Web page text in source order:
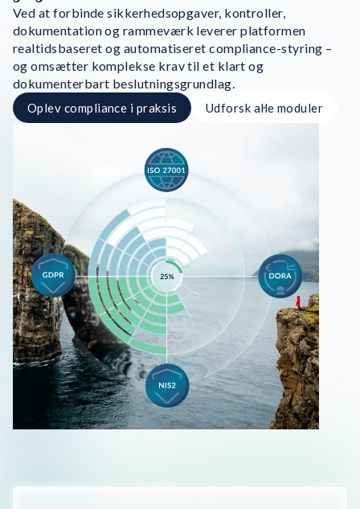
Ved at forbinde sikkerhedsopgaver, kontroller,
dokumentation og rammeværk leverer platformen
realtidsbaseret og automatiseret compliance-styring –
og omsætter komplekse krav til et klart og
dokumenterbart beslutningsgrundlag.
Oplev compliance i praksis Udforsk alle moduler